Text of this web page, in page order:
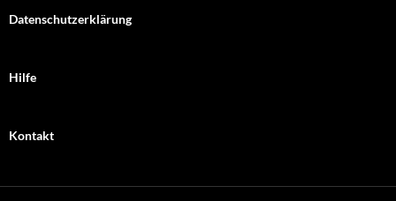
Datenschutzerklärung
Hilfe
Kontakt